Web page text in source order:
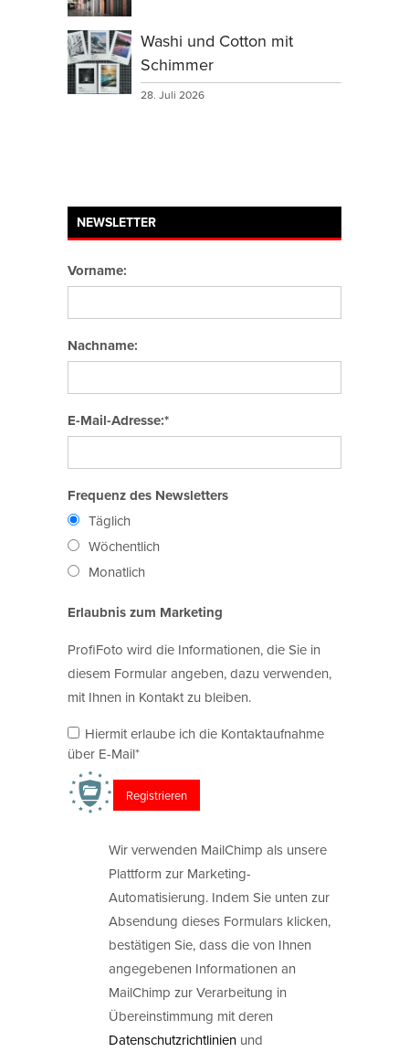
Washi und Cotton mit
Schimmer
28. Juli 2026
NEWSLETTER
Vorname:
Nachname:
E-Mail-Adresse:*
Frequenz des Newsletters
Täglich
Wöchentlich
Monatlich
Erlaubnis zum Marketing
ProfiFoto wird die Informationen, die Sie in
diesem Formular angeben, dazu verwenden,
mit Ihnen in Kontakt zu bleiben.
Hiermit erlaube ich die Kontaktaufnahme
über E-Mail*
Wir verwenden MailChimp als unsere
Plattform zur Marketing-
Automatisierung. Indem Sie unten zur
Absendung dieses Formulars klicken,
bestätigen Sie, dass die von Ihnen
angegebenen Informationen an
MailChimp zur Verarbeitung in
Übereinstimmung mit deren
Datenschutzrichtlinien und